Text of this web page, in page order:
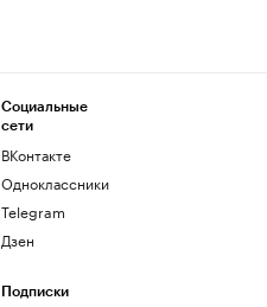
Социальные
сети
ВКонтакте
Одноклассники
Telegram
Дзен
Подписки